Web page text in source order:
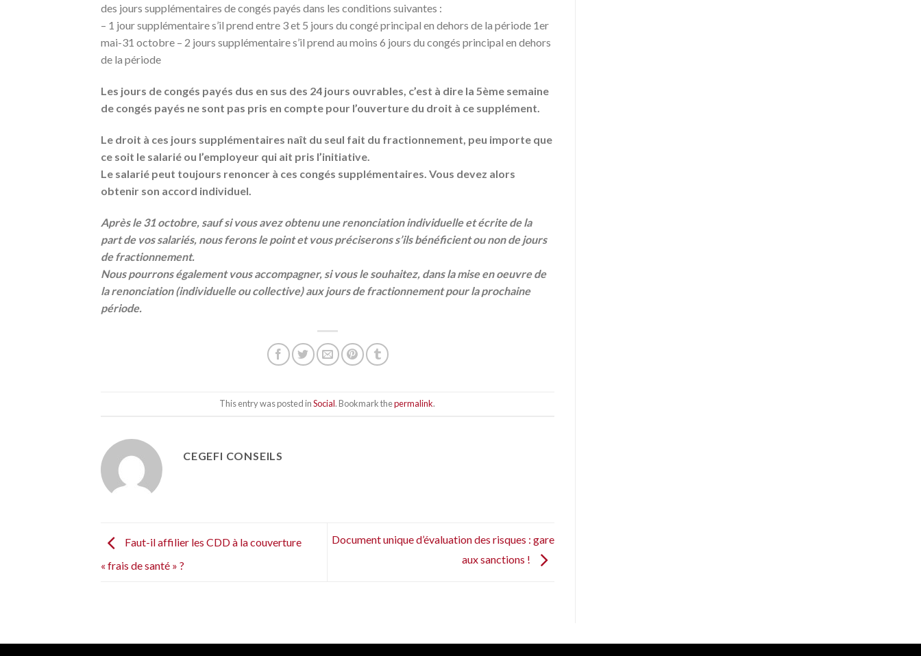
des jours supplémentaires de congés payés dans les conditions suivantes :
– 1 jour supplémentaire s’il prend entre 3 et 5 jours du congé principal en dehors de la période 1er
mai-31 octobre – 2 jours supplémentaire s’il prend au moins 6 jours du congés principal en dehors
de la période
Les jours de congés payés dus en sus des 24 jours ouvrables, c’est à dire la 5ème semaine
de congés payés ne sont pas pris en compte pour l’ouverture du droit à ce supplément.
Le droit à ces jours supplémentaires naît du seul fait du fractionnement, peu importe que
ce soit le salarié ou l’employeur qui ait pris l’initiative.
Le salarié peut toujours renoncer à ces congés supplémentaires. Vous devez alors
obtenir son accord individuel.
Après le 31 octobre, sauf si vous avez obtenu une renonciation individuelle et écrite de la
part de vos salariés, nous ferons le point et vous préciserons s’ils bénéficient ou non de jours
de fractionnement.
Nous pourrons également vous accompagner, si vous le souhaitez, dans la mise en oeuvre de
la renonciation (individuelle ou collective) aux jours de fractionnement pour la prochaine
période.
This entry was posted inSocial. Bookmark thepermalink.
CEGEFI CONSEILS
Faut-il affilier les CDD à la couverture
« frais de santé » ?
Document unique d’évaluation des risques : gare
aux sanctions !